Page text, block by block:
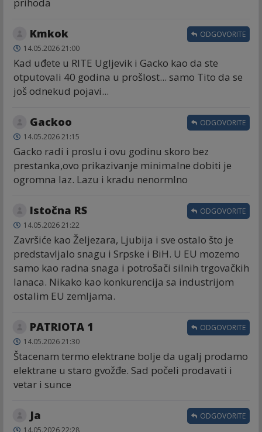
prihoda
Kmkok
14.05.2026 21:00
Kad uđete u RITE Ugljevik i Gacko kao da ste
otputovali 40 godina u prošlost... samo Tito da se
još odnekud pojavi...
ODGOVORITE
Gackoo
14.05.2026 21:15
Gacko radi i proslu i ovu godinu skoro bez
prestanka,ovo prikazivanje minimalne dobiti je
ogromna laz. Lazu i kradu nenormlno
ODGOVORITE
Istočna RS
14.05.2026 21:22
Završiće kao Željezara, Ljubija i sve ostalo što je
predstavljalo snagu i Srpske i BiH. U EU mozemo
samo kao radna snaga i potrošači silnih trgovačkih
lanaca. Nikako kao konkurencija sa industrijom
ostalim EU zemljama.
ODGOVORITE
PATRIOTA 1
14.05.2026 21:30
Štacenam termo elektrane bolje da ugalj prodamo
elektrane u staro gvožđe. Sad počeli prodavati i
vetar i sunce
ODGOVORITE
Ја ODGOVORITE